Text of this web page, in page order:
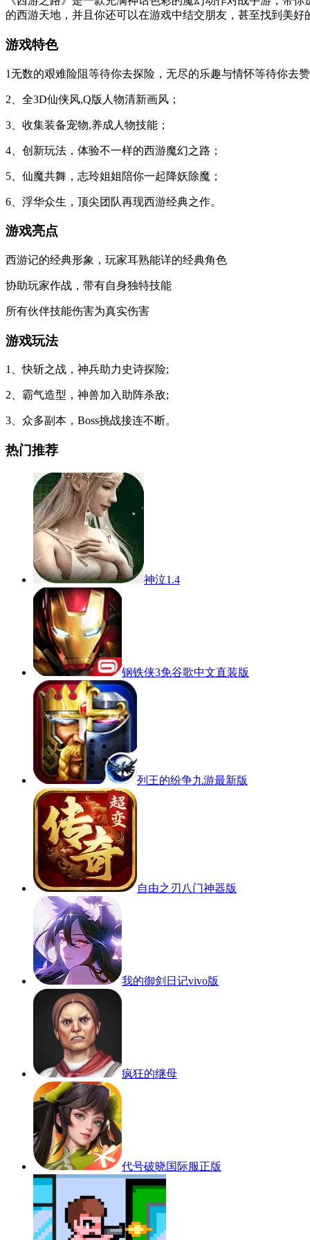
的西游天地，并且你还可以在游戏中结交朋友，甚至找到美
游戏特色
1无数的艰难险阻等待你去探险，无尽的乐趣与情怀等待你去
2、全3D仙侠风,Q版人物清新画风；
3、收集装备宠物,养成人物技能；
4、创新玩法，体验不一样的西游魔幻之路；
5、仙魔共舞，志玲姐姐陪你一起降妖除魔；
6、浮华众生，顶尖团队再现西游经典之作。
游戏亮点
西游记的经典形象，玩家耳熟能详的经典角色
协助玩家作战，带有自身独特技能
所有伙伴技能伤害为真实伤害
游戏玩法
1、快斩之战，神兵助力史诗探险;
2、霸气造型，神兽加入助阵杀敌;
3、众多副本，Boss挑战接连不断。
热门推荐
神泣1.4
钢铁侠3免谷歌中文直装版
列王的纷争九游最新版
自由之刃八门神器版
我的御剑日记vivo版
疯狂的继母
代号破晓国际服正版